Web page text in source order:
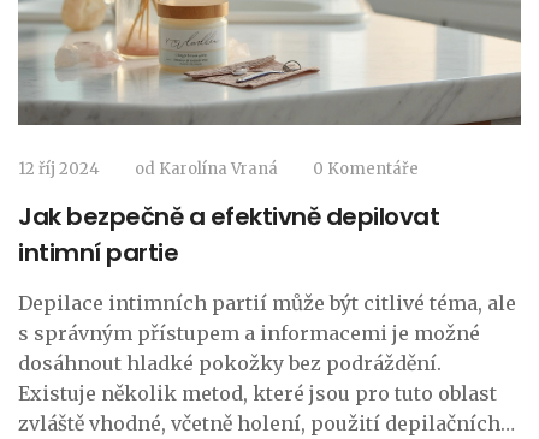
12 říj 2024 od Karolína Vraná 0 Komentáře
Jak bezpečně a efektivně depilovat
intimní partie
Depilace intimních partií může být citlivé téma, ale
s správným přístupem a informacemi je možné
dosáhnout hladké pokožky bez podráždění.
Existuje několik metod, které jsou pro tuto oblast
zvláště vhodné, včetně holení, použití depilačních